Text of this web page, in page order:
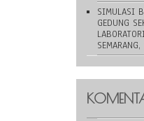
SIMULASI
GEDUNG